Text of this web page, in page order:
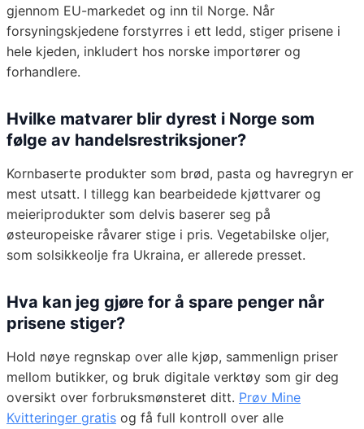
gjennom EU-markedet og inn til Norge. Når
forsyningskjedene forstyrres i ett ledd, stiger prisene i
hele kjeden, inkludert hos norske importører og
forhandlere.
Hvilke matvarer blir dyrest i Norge som
følge av handelsrestriksjoner?
Kornbaserte produkter som brød, pasta og havregryn er
mest utsatt. I tillegg kan bearbeidede kjøttvarer og
meieriprodukter som delvis baserer seg på
østeuropeiske råvarer stige i pris. Vegetabilske oljer,
som solsikkeolje fra Ukraina, er allerede presset.
Hva kan jeg gjøre for å spare penger når
prisene stiger?
Hold nøye regnskap over alle kjøp, sammenlign priser
mellom butikker, og bruk digitale verktøy som gir deg
oversikt over forbruksmønsteret ditt. Prøv Mine
Kvitteringer gratis og få full kontroll over alle